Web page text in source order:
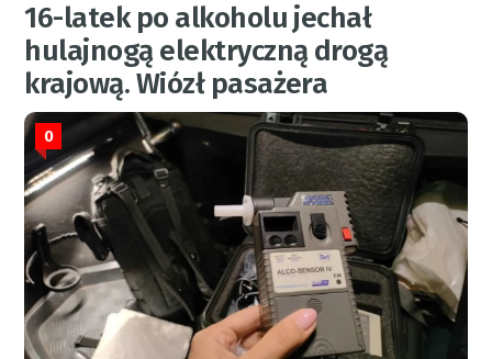
16-latek po alkoholu jechał
hulajnogą elektryczną drogą
krajową. Wiózł pasażera
0